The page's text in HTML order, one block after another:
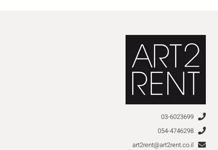
03-6023699
054-4746298
art2rent@art2rent.co.il